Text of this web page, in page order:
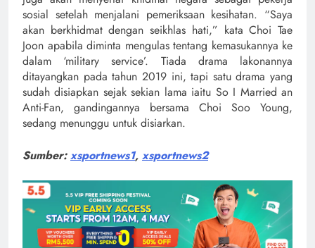
sosial setelah menjalani pemeriksaan kesihatan. “Saya
akan berkhidmat dengan seikhlas hati,” kata Choi Tae
Joon apabila diminta mengulas tentang kemasukannya ke
dalam ‘military service’. Tiada drama lakonannya
ditayangkan pada tahun 2019 ini, tapi satu drama yang
sudah disiapkan sejak sekian lama iaitu So I Married an
Anti-Fan, gandingannya bersama Choi Soo Young,
sedang menunggu untuk disiarkan.
Sumber:xsportnews1, xsportnews2